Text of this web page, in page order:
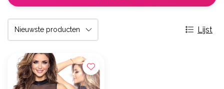
Lijst